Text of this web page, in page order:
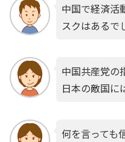
中国で経済活
スクはあるで
中国共産党の
日本の敵国に
何を言っても